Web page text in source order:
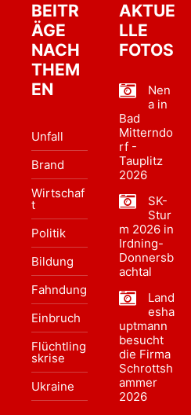
BEITR
ÄGE
NACH
THEM
EN
Unfall
Brand
Wirtschaf
t
Politik
Bildung
Fahndung
Einbruch
Flüchtling
skrise
Ukraine
AKTUE
LLE
FOTOS
Nen
a in
Bad
Mitterndo
rf -
Tauplitz
2026
SK-
Stur
m 2026 in
Irdning-
Donnersb
achtal
Land
esha
uptmann
besucht
die Firma
Schrottsh
ammer
2026